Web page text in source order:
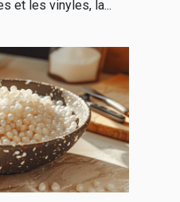
et les vinyles, la...